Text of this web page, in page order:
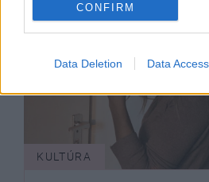
CONFIRM
Data Deletion Data Access
KULTÚRA